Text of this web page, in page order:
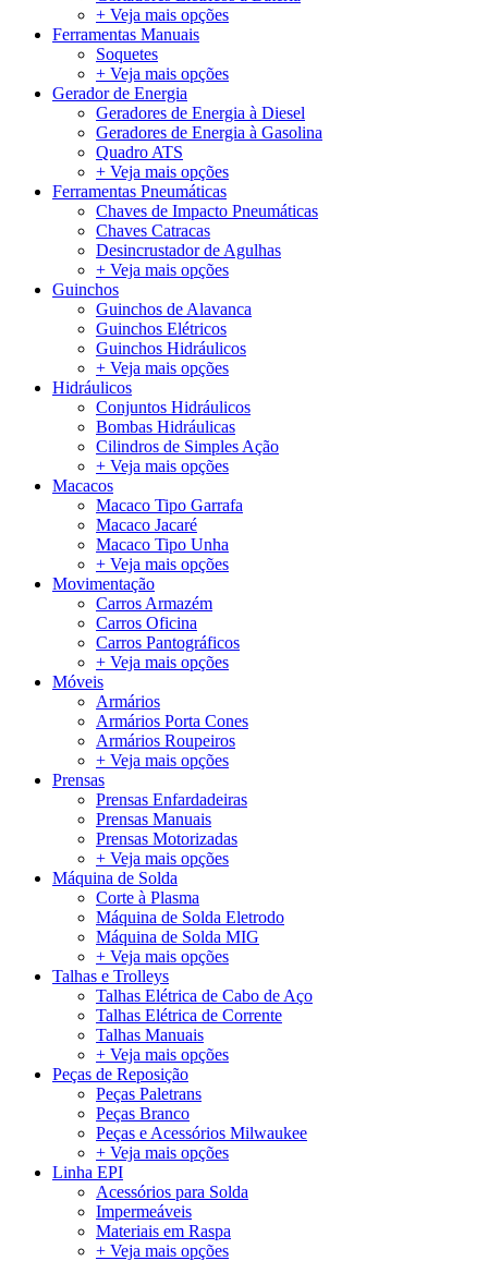
+ Veja mais opções
Ferramentas Manuais
Soquetes
+ Veja mais opções
Gerador de Energia
Geradores de Energia à Diesel
Geradores de Energia à Gasolina
Quadro ATS
+ Veja mais opções
Ferramentas Pneumáticas
Chaves de Impacto Pneumáticas
Chaves Catracas
Desincrustador de Agulhas
+ Veja mais opções
Guinchos
Guinchos de Alavanca
Guinchos Elétricos
Guinchos Hidráulicos
+ Veja mais opções
Hidráulicos
Conjuntos Hidráulicos
Bombas Hidráulicas
Cilindros de Simples Ação
+ Veja mais opções
Macacos
Macaco Tipo Garrafa
Macaco Jacaré
Macaco Tipo Unha
+ Veja mais opções
Movimentação
Carros Armazém
Carros Oficina
Carros Pantográficos
+ Veja mais opções
Móveis
Armários
Armários Porta Cones
Armários Roupeiros
+ Veja mais opções
Prensas
Prensas Enfardadeiras
Prensas Manuais
Prensas Motorizadas
+ Veja mais opções
Máquina de Solda
Corte à Plasma
Máquina de Solda Eletrodo
Máquina de Solda MIG
+ Veja mais opções
Talhas e Trolleys
Talhas Elétrica de Cabo de Aço
Talhas Elétrica de Corrente
Talhas Manuais
+ Veja mais opções
Peças de Reposição
Peças Paletrans
Peças Branco
Peças e Acessórios Milwaukee
+ Veja mais opções
Linha EPI
Acessórios para Solda
Impermeáveis
Materiais em Raspa
+ Veja mais opções